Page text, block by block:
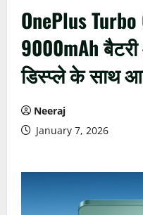
OnePlus
9000mAh
डिस्प्ले के साथ
Neeraj
January 7, 2026